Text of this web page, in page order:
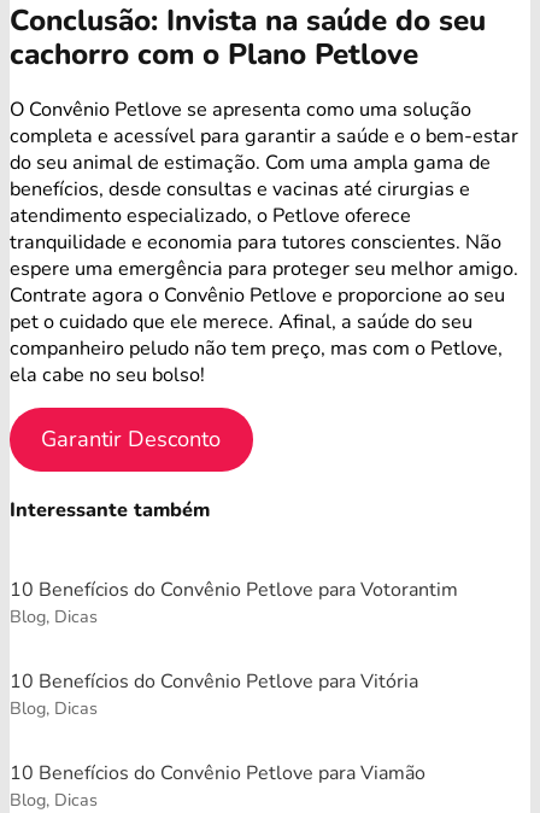
Conclusão: Invista na saúde do seu
cachorro com o Plano Petlove
O Convênio Petlove se apresenta como uma solução
completa e acessível para garantir a saúde e o bem-estar
do seu animal de estimação. Com uma ampla gama de
benefícios, desde consultas e vacinas até cirurgias e
atendimento especializado, o Petlove oferece
tranquilidade e economia para tutores conscientes. Não
espere uma emergência para proteger seu melhor amigo.
Contrate agora o Convênio Petlove e proporcione ao seu
pet o cuidado que ele merece. Afinal, a saúde do seu
companheiro peludo não tem preço, mas com o Petlove,
ela cabe no seu bolso!
Garantir Desconto
Interessante também
10 Benefícios do Convênio Petlove para Votorantim
Blog, Dicas
10 Benefícios do Convênio Petlove para Vitória
Blog, Dicas
10 Benefícios do Convênio Petlove para Viamão
Blog, Dicas